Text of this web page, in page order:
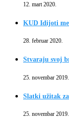
12. mart 2020.
KUD Idijoti
28. februar 2020.
Stvaraju svoj
25. novembar 2019.
Slatki užitak
25. novembar 2019.